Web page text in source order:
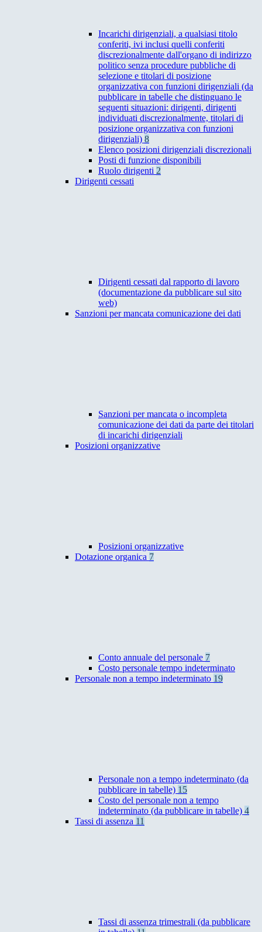
Incarichi dirigenziali, a qualsiasi titolo
conferiti, ivi inclusi quelli conferiti
discrezionalmente dall'organo di indirizzo
politico senza procedure pubbliche di
selezione e titolari di posizione
organizzativa con funzioni dirigenziali (da
pubblicare in tabelle che distinguano le
seguenti situazioni: dirigenti, dirigenti
individuati discrezionalmente, titolari di
posizione organizzativa con funzioni
dirigenziali) 8
Elenco posizioni dirigenziali discrezionali
Posti di funzione disponibili
Ruolo dirigenti 2
Dirigenti cessati
Dirigenti cessati dal rapporto di lavoro
(documentazione da pubblicare sul sito
web)
Sanzioni per mancata comunicazione dei dati
Sanzioni per mancata o incompleta
comunicazione dei dati da parte dei titolari
di incarichi dirigenziali
Posizioni organizzative
Posizioni organizzative
Dotazione organica 7
Conto annuale del personale 7
Costo personale tempo indeterminato
Personale non a tempo indeterminato 19
Personale non a tempo indeterminato (da
pubblicare in tabelle) 15
Costo del personale non a tempo
indeterminato (da pubblicare in tabelle) 4
Tassi di assenza 11
Tassi di assenza trimestrali (da pubblicare